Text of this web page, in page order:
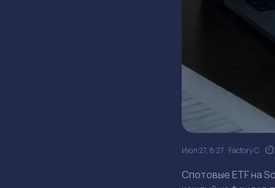
Июл 27, 8:27 Factory C.
Спотовые ETF на